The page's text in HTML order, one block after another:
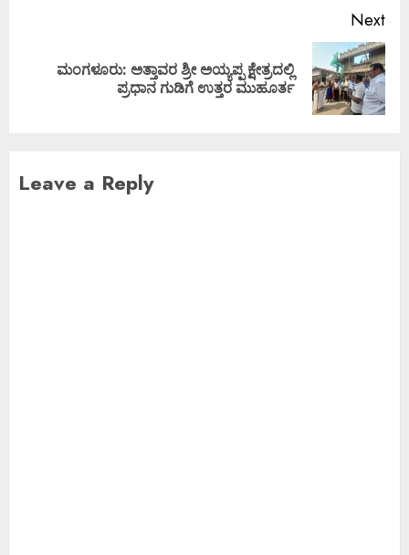
Next
ಮಂಗಳೂರು: ಅತ್ತಾವರ ಶ್ರೀ ಅಯ್ಯಪ್ಪ ಕ್ಷೇತ್ರದಲ್ಲಿ
ಪ್ರಧಾನ ಗುಡಿಗೆ ಉತ್ತರ ಮುಹೂರ್ತ
Leave a Reply